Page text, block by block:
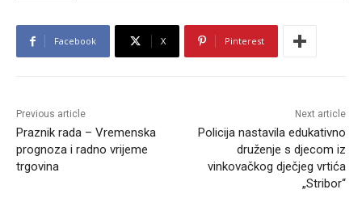
Facebook X Pinterest
Previous article
Praznik rada – Vremenska
prognoza i radno vrijeme
trgovina
Next article
Policija nastavila edukativno
druženje s djecom iz
vinkovačkog dječjeg vrtića
„Stribor“